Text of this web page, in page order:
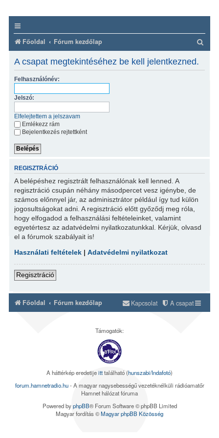
Főoldal Fórum kezdőlap
r
A csapat megtekintéséhez be kell jelentkezned.
Felhasználónév:
Jelszó:
Elfelejtettem a jelszavam
Emlékezz rám
Bejelentkezés rejtettként
REGISZTRÁCIÓ
A belépéshez regisztrált felhasználónak kell lenned. A
regisztráció csupán néhány másodpercet vesz igénybe, de
számos előnnyel jár, az adminisztrátor például így tud külön
jogosultságokat adni. A regisztráció előtt győződj meg róla,
hogy elfogadod a felhasználási feltételeinket, valamint
egyetértesz az adatvédelmi nyilatkozatunkkal. Kérjük, olvasd
el a fórumok szabályait is!
Használati feltételek |Adatvédelmi nyilatkozat
Regisztráció
Főoldal Fórum kezdőlap A csapat
Kapcsolat
Támogatók:
A háttérkép eredetijeitttalálható (hunszabi/Indafotó)
forum.hamnetradio.hu- A magyar nagysebességű vezetéknélküli rádióamatőr
Hamnet hálózat fóruma
Powered byphpBB® Forum Software © phpBB Limited
Magyar fordítás ©Magyar phpBB Közösség